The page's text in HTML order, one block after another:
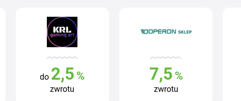
do 2,5 %
zwrotu
7,5 %
zwrotu